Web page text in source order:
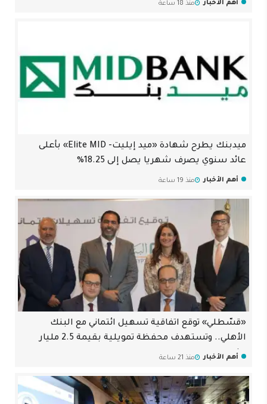
أهم الأخبار منذ 18 ساعة
ميدبنك يطرح شهادة «ميد إيليت- Elite MID» بأعلى
عائد سنوي يصرف شهريا يصل إلى 18.25%
أهم الأخبار منذ 19 ساعة
«قسّطلي» توقع اتفاقية تسهيل ائتماني مع البنك
الأهلي.. وتستهدف محفظة تمويلية بقيمة 2.5 مليار
جنيهأهم الأخبار منذ 21 ساعة